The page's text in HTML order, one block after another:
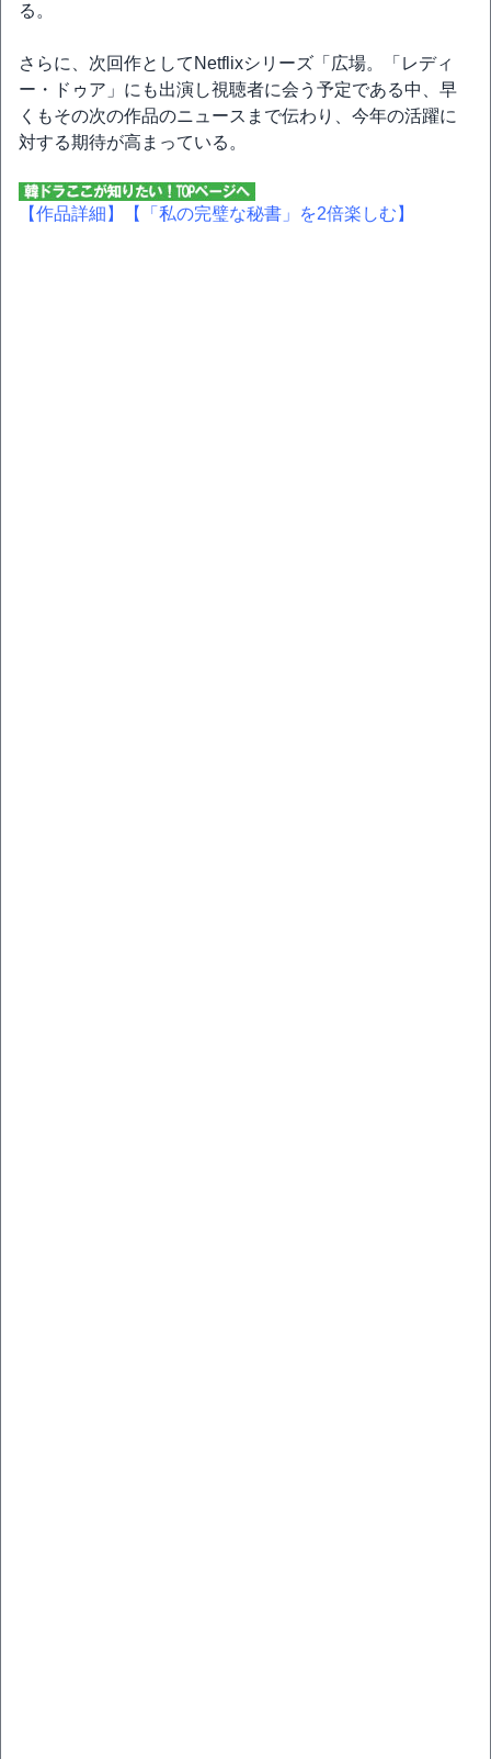
る。
さらに、次回作としてNetflixシリーズ「広場。「レディ
ー・ドゥア」にも出演し視聴者に会う予定である中、早
くもその次の作品のニュースまで伝わり、今年の活躍に
対する期待が高まっている。
【作品詳細】 【「私の完璧な秘書」を2倍楽しむ】